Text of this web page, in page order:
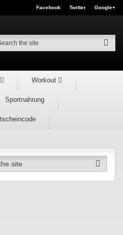
Facebook Twitter Google+
Workout
Sportnahrung